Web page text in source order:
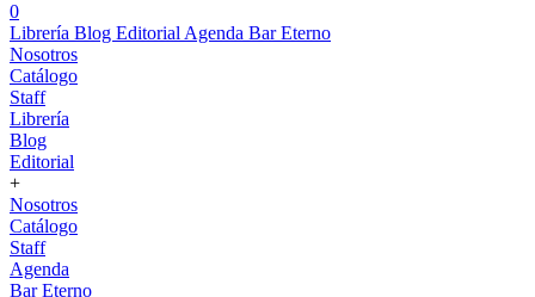
0
Librería Blog Editorial Agenda Bar Eterno
Nosotros
Catálogo
Staff
Librería
Blog
Editorial
+
Nosotros
Catálogo
Staff
Agenda
Bar Eterno